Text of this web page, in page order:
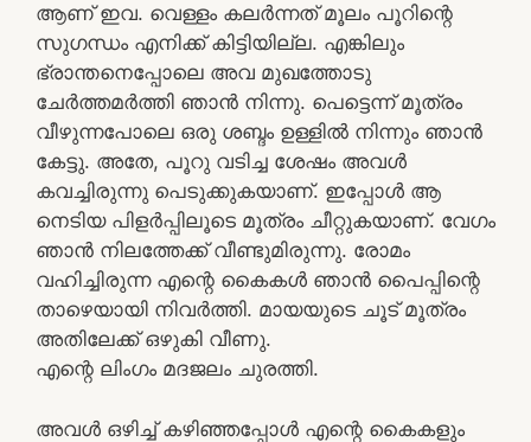
ആണ് ഇവ. വെള്ളം കലര്‍ന്നത് മൂലം പൂറിന്റെ
സുഗന്ധം എനിക്ക് കിട്ടിയില്ല. എങ്കിലും
ഭ്രാന്തനെപ്പോലെ അവ മുഖത്തോടു
ചേര്‍ത്തമര്‍ത്തി ഞാന്‍ നിന്നു. പെട്ടെന്ന് മൂത്രം
വീഴുന്നപോലെ ഒരു ശബ്ദം ഉള്ളില്‍ നിന്നും ഞാന്‍
കേട്ടു. അതേ, പൂറു വടിച്ച ശേഷം അവള്‍
കവച്ചിരുന്നു പെടുക്കുകയാണ്. ഇപ്പോള്‍ ആ
നെടിയ പിളര്‍പ്പിലൂടെ മൂത്രം ചീറ്റുകയാണ്. വേഗം
ഞാന്‍ നിലത്തേക്ക് വീണ്ടുമിരുന്നു. രോമം
വഹിച്ചിരുന്ന എന്റെ കൈകള്‍ ഞാന്‍ പൈപ്പിന്റെ
താഴെയായി നിവര്‍ത്തി. മായയുടെ ചൂട് മൂത്രം
അതിലേക്ക് ഒഴുകി വീണു.
എന്റെ ലിംഗം മദജലം ചുരത്തി.
അവള്‍ ഒഴിച്ച് കഴിഞ്ഞപ്പോള്‍ എന്റെ കൈകളും